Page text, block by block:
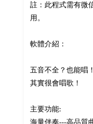
註：此程式需有微
用。
軟體介紹：
五音不全？也能唱
其實很會唱歌！
主要功能:
海量伴奏---高品質